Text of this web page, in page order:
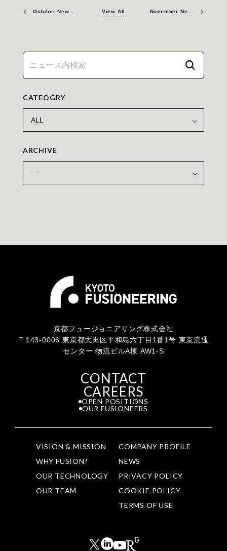
October Newsletter 2025 View All
CATEOGRY
ARCHIVE
京都フュージョニアリング株式会社
〒143-0006 東京都大田区平和島六丁目1番1号 東京流通
センター 物流ビルA棟 AW1-S
CONTACT
CAREERS
OPEN POSITIONS
OUR FUSIONEERS
VISION & MISSION
WHY FUSION?
OUR TECHNOLOGY
OUR TEAM
COMPANY PROFILE
NEWS
PRIVACY POLICY
COOKIE POLICY
TERMS OF USE